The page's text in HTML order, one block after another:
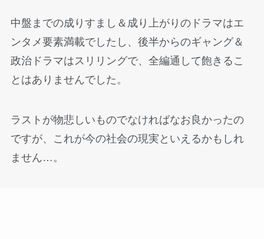
中盤までの成りすまし＆成り上がりのドラマはエ
ンタメ要素満載でしたし、後半からのギャング＆
政治ドラマはスリリングで、全編通して飽きるこ
とはありませんでした。
ラストが物悲しいものでなければなお良かったの
ですが、これが今の社会の現実といえるかもしれ
ません…。